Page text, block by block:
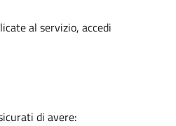
al servizio, accedi
di avere: